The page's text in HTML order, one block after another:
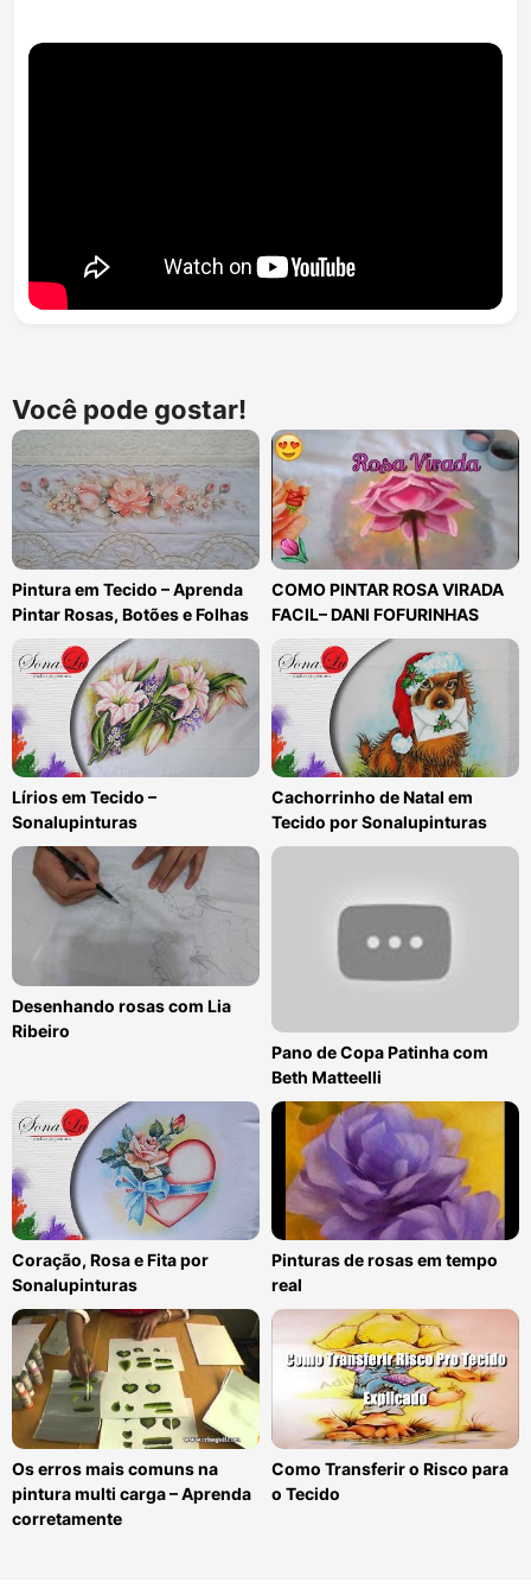
Você pode gostar!
Pintura em Tecido – Aprenda
Pintar Rosas, Botões e Folhas
COMO PINTAR ROSA VIRADA
FACIL– DANI FOFURINHAS
Lírios em Tecido –
Sonalupinturas
Cachorrinho de Natal em
Tecido por Sonalupinturas
Desenhando rosas com Lia
Ribeiro
Pano de Copa Patinha com
Beth Matteelli
Coração, Rosa e Fita por
Sonalupinturas
Pinturas de rosas em tempo
real
Os erros mais comuns na
pintura multi carga – Aprenda
corretamente
Como Transferir o Risco para
o Tecido